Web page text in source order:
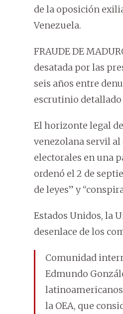
de la oposición
Venezuela.
FRAUDE DE
desatada por las
seis años entre
escrutinio detallado
El horizonte legal
venezolana servil
electorales en una
ordenó el 2 de
de leyes” y
Estados Unidos, la
desenlace de los
Comunidad
Edmundo
latinoamericanos
la OEA, que